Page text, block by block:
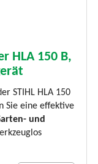
HLA 150 B,
STIHL HLA 150
Sie eine effektive
und